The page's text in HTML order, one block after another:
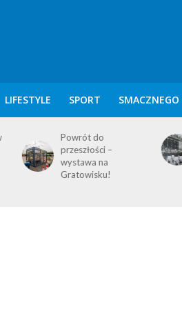
LIFESTYLE SPORT SMACZNEGO
KALENDARIUM
POZNAŃSKIE – 8
SIERPNIA